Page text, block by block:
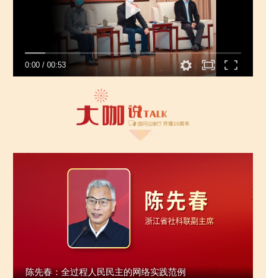
0:00 /00:53
陈先春：全过程人民民主的网络实践范例